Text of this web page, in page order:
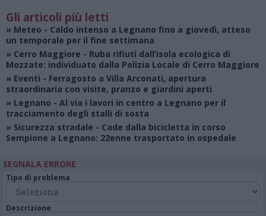
Gli articoli più letti
» Meteo - Caldo intenso a Legnano fino a giovedì, atteso
un temporale per il fine settimana
» Cerro Maggiore - Ruba rifiuti dall’isola ecologica di
Mozzate: individuato dalla Polizia Locale di Cerro Maggiore
» Eventi - Ferragosto a Villa Arconati, apertura
straordinaria con visite, pranzo e giardini aperti
» Legnano - Al via i lavori in centro a Legnano per il
tracciamento degli stalli di sosta
» Sicurezza stradale - Cade dalla bicicletta in corso
Sempione a Legnano: 22enne trasportato in ospedale
SEGNALA ERRORE
Tipo di problema
Descrizione